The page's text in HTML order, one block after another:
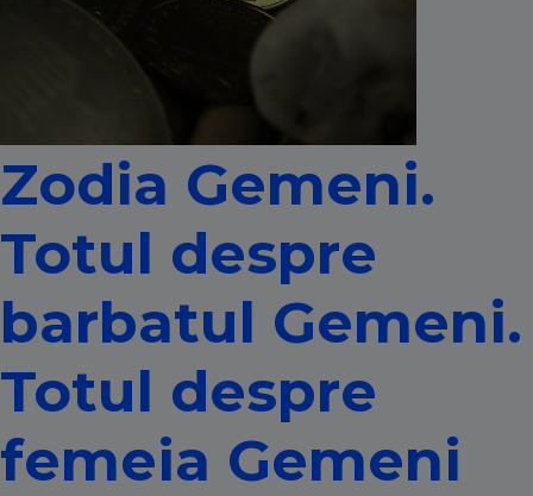
Zodia Gemeni.
Totul despre
barbatul Gemeni.
Totul despre
femeia Gemeni